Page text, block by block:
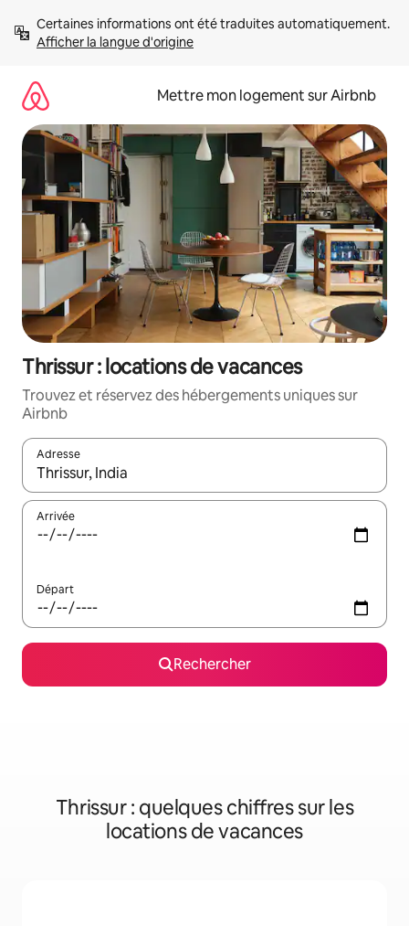
directement
Afficher la langue d'origine
Mettre mon logement sur Airbnb
Thrissur : locations de vacances
Trouvez et réservez des hébergements uniques sur
Airbnb
Adresse
Lorsque les résultats s'affichent, utilisez les flèches vers le
Arrivée
Départ
Rechercher
Thrissur : quelques chiffres sur les
locations de vacances